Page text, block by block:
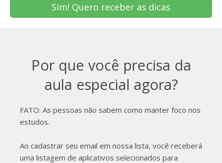
Sim! Quero receber as dicas
Por que você precisa da
aula especial agora?
FATO: As pessoas não sabem como manter foco nos
estudos.
Ao cadastrar seu email em nossa lista, você receberá
uma listagem de aplicativos selecionados para